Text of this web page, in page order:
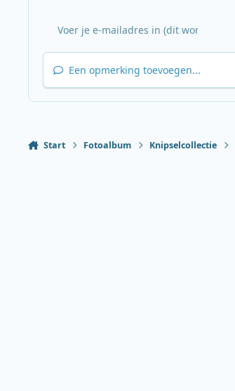
Een opmerking toevoegen...
Start Fotoalbum Knipselcollectie